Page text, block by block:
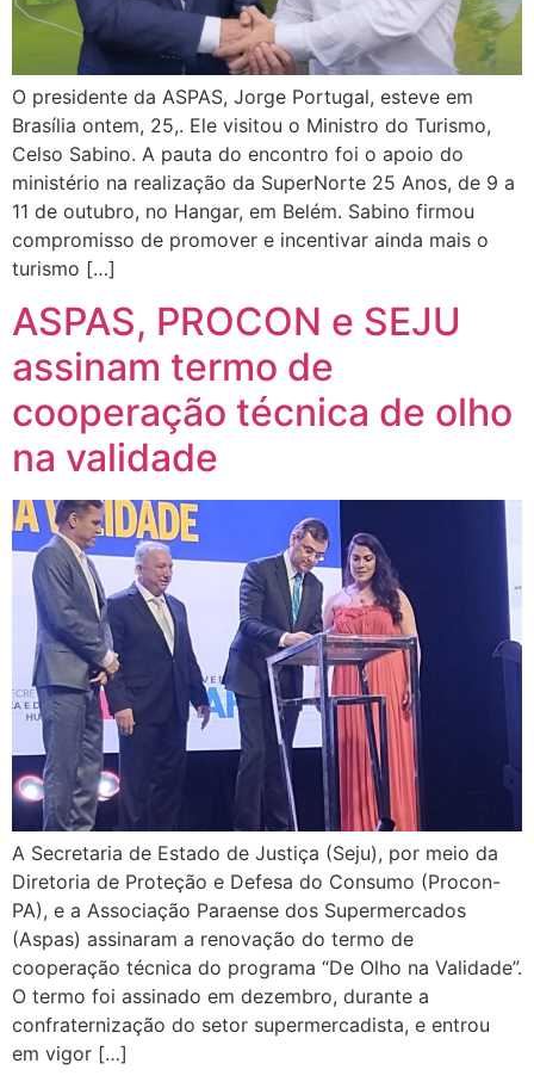
O presidente da ASPAS, Jorge Portugal, esteve em
Brasília ontem, 25,. Ele visitou o Ministro do Turismo,
Celso Sabino. A pauta do encontro foi o apoio do
ministério na realização da SuperNorte 25 Anos, de 9 a
11 de outubro, no Hangar, em Belém. Sabino firmou
compromisso de promover e incentivar ainda mais o
turismo […]
ASPAS, PROCON e SEJU
assinam termo de
cooperação técnica de olho
na validade
A Secretaria de Estado de Justiça (Seju), por meio da
Diretoria de Proteção e Defesa do Consumo (Procon-
PA), e a Associação Paraense dos Supermercados
(Aspas) assinaram a renovação do termo de
cooperação técnica do programa “De Olho na Validade”.
O termo foi assinado em dezembro, durante a
confraternização do setor supermercadista, e entrou
em vigor […]